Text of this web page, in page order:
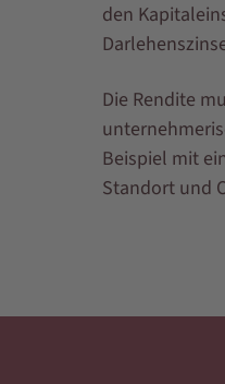
den
Die Rendite
Beispiel mit
Standort und